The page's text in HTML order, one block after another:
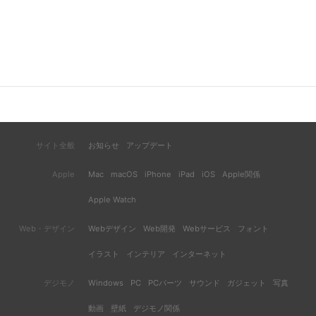
サイト全般 お知らせ アップデート
Apple Mac macOS iPhone iPad iOS Apple関係
Apple Watch
Web・デザイン Webデザイン Web開発 Webサービス フォント
イラスト インテリア インターネット
デジモノ Windows PC PCパーツ サウンド ガジェット 写真
動画 壁紙 デジモノ関係